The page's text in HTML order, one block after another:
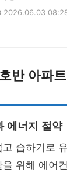
2026.06.03
반 아파
에너지 절약
습하기로
위해 에어